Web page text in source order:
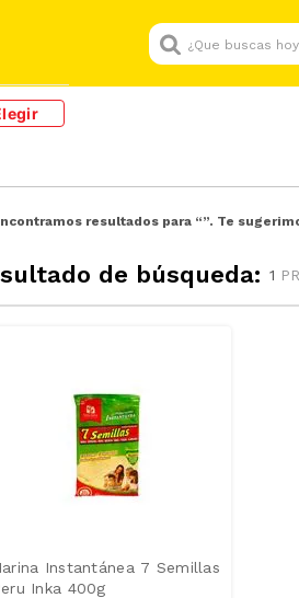
¿Que buscas hoy?
resultados para “”. Te
de búsqueda: 1
Instantánea 7 Semillas
Inka 400g